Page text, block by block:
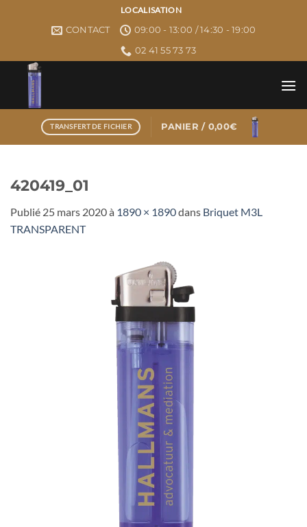
LOCALISATION
CONTACT
09:00 - 13:00 / 14:30 - 19:00
02 41 55 73 73
TRANSFERT DE FICHIER PANIER / 0,00€
420419_01
Publié 25 mars 2020à 1890 × 1890dans Briquet M3L
TRANSPARENT